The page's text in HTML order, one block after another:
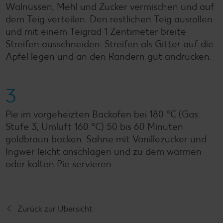
Walnüssen, Mehl und Zucker vermischen und auf
dem Teig verteilen. Den restlichen Teig ausrollen
und mit einem Teigrad 1 Zentimeter breite
Streifen ausschneiden. Streifen als Gitter auf die
Äpfel legen und an den Rändern gut andrücken.
3
Pie im vorgeheizten Backofen bei 180 °C (Gas:
Stufe 3, Umluft 160 °C) 50 bis 60 Minuten
goldbraun backen. Sahne mit Vanillezucker und
Ingwer leicht anschlagen und zu dem warmen
oder kalten Pie servieren.
Zurück zur Übersicht